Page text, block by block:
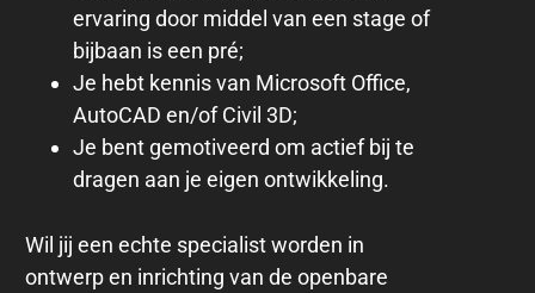
ervaring door middel van een stage of
bijbaan is een pré;
Je hebt kennis van Microsoft Office,
AutoCAD en/of Civil 3D;
Je bent gemotiveerd om actief bij te
dragen aan je eigen ontwikkeling.
Wil jij een echte specialist worden in
ontwerp en inrichting van de openbare